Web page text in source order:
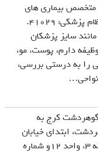
متخصص بیماری های
پوست و مو هستم به شماره نظام پزشکی: 41029.
سایز پزشکان
دارم، پوست، مو،
را به درستی بررسی،
گوهردشت کرج به
ابتدای خیابان
مطهری، ساختمان یاس، طبقه ۳، واحد ۱۲و شماره